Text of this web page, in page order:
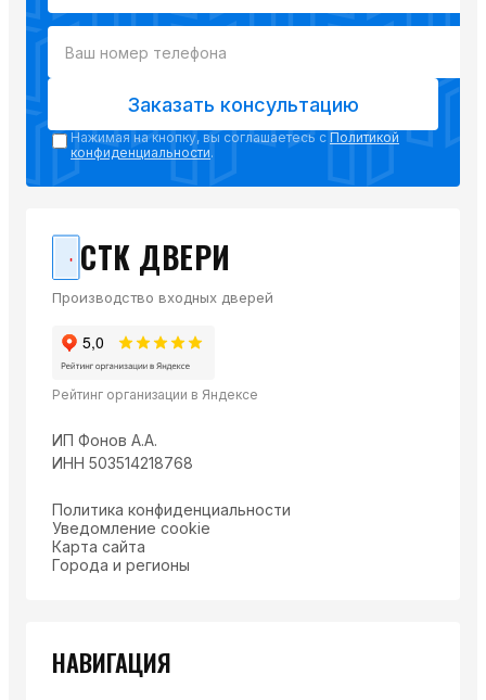
Заказать консультацию
Нажимая на кнопку, вы соглашаетесь с Политикой
конфиденциальности.
СТК ДВЕРИ
Производство входных дверей
Рейтинг организации в Яндексе
ИП Фонов А.А.
ИНН 503514218768
Политика конфиденциальности
Уведомление cookie
Карта сайта
Города и регионы
НАВИГАЦИЯ